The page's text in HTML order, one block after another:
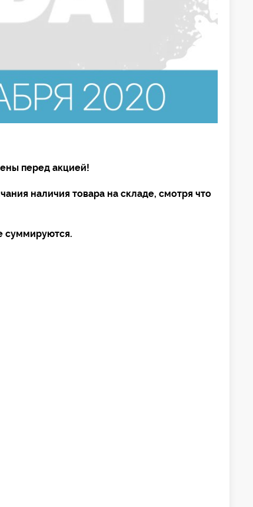
перед акцией!
наличия товара на складе, смотря что
суммируются.